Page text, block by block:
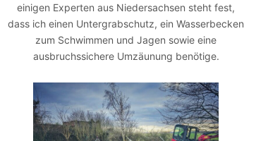
einigen Experten aus Niedersachsen steht fest,
dass ich einen Untergrabschutz, ein Wasserbecken
zum Schwimmen und Jagen sowie eine
ausbruchssichere Umzäunung benötige.